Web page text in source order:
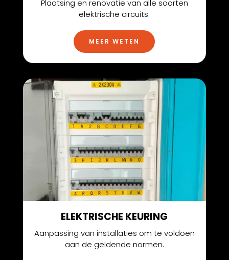
Plaatsing en renovatie van alle soorten
elektrische circuits.
MEER WETEN
ELEKTRISCHE KEURING
Aanpassing van installaties om te voldoen
aan de geldende normen.